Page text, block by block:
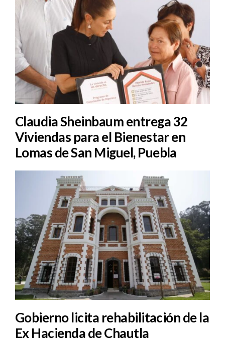
Claudia Sheinbaum entrega 32
Viviendas para el Bienestar en
Lomas de San Miguel, Puebla
Gobierno licita rehabilitación de la
Ex Hacienda de Chautla